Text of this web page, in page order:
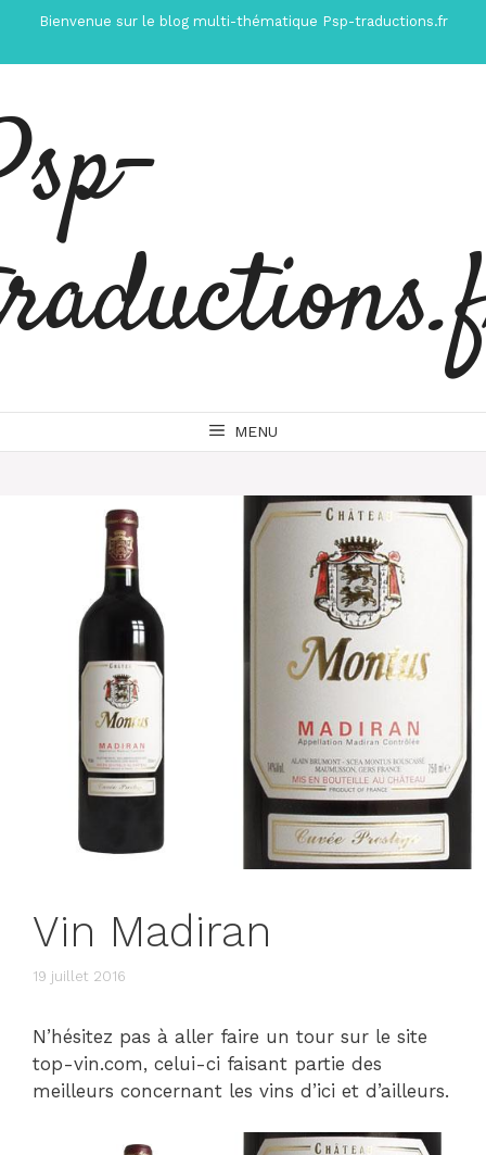
contenu
Bienvenue sur le blog multi-thématique Psp-traductions.fr
MENU
Vin Madiran
19 juillet 2016
N’hésitez pas à aller faire un tour sur le site
top-vin.com, celui-ci faisant partie des
meilleurs concernant les vins d’ici et d’ailleurs.